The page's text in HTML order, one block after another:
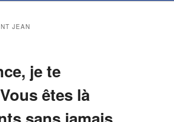
JEAN
je te
êtes là